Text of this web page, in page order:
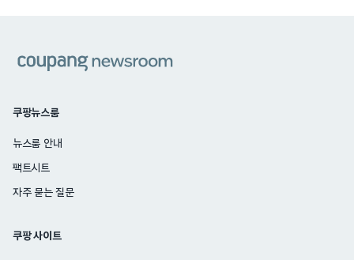
쿠팡뉴스룸
뉴스룸 안내
팩트시트
자주 묻는 질문
쿠팡 사이트